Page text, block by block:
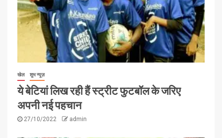
खेल शुभ न्यूज़
ये बेटियां लिख रही हैं स्ट्रीट फुटबॉल के जरिए
अपनी नई पहचान
27/10/2022 admin